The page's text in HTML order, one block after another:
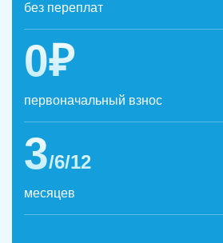
без переплат
0₽
первоначальный взнос
3/6/12
месяцев